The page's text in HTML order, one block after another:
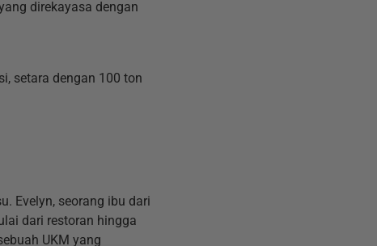
direkayasa dengan
setara dengan 100 ton
Evelyn, seorang ibu dari
dari restoran hingga
UKM yang